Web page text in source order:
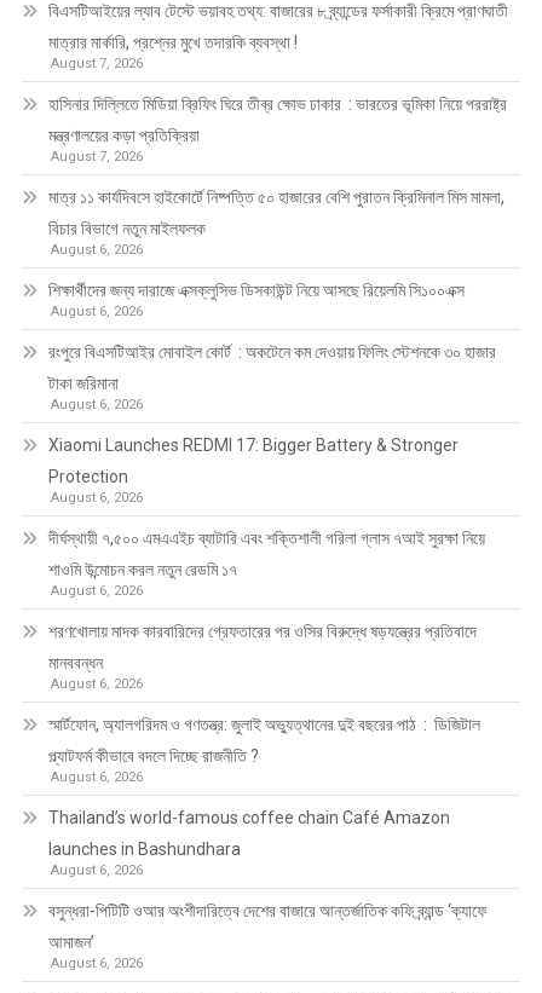
বিএসটিআইয়ের ল্যাব টেস্টে ভয়াবহ তথ্য: বাজারের ৮ ব্র্যান্ডের ফর্সাকারী ক্রিমে প্রাণঘাতী
মাত্রার মার্কারি, প্রশ্নের মুখে তদারকি ব্যবস্থা !
August 7, 2026
হাসিনার দিল্লিতে মিডিয়া ব্রিফিং ঘিরে তীব্র ক্ষোভ ঢাকার : ভারতের ভূমিকা নিয়ে পররাষ্ট্র
মন্ত্রণালয়ের কড়া প্রতিক্রিয়া
August 7, 2026
মাত্র ১১ কার্যদিবসে হাইকোর্টে নিষ্পত্তি ৫০ হাজারের বেশি পুরাতন ক্রিমিনাল মিস মামলা,
বিচার বিভাগে নতুন মাইলফলক
August 6, 2026
শিক্ষার্থীদের জন্য দারাজে এক্সক্লুসিভ ডিসকাউন্ট নিয়ে আসছে রিয়েলমি সি১০০এক্স
August 6, 2026
রংপুরে বিএসটিআইর মোবাইল কোর্ট : অকটেনে কম দেওয়ায় ফিলিং স্টেশনকে ৩০ হাজার
টাকা জরিমানা
August 6, 2026
Xiaomi Launches REDMI 17: Bigger Battery & Stronger
Protection
August 6, 2026
দীর্ঘস্থায়ী ৭,৫০০ এমএএইচ ব্যাটারি এবং শক্তিশালী গরিলা গ্লাস ৭আই সুরক্ষা নিয়ে
শাওমি উন্মোচন করল নতুন রেডমি ১৭
August 6, 2026
শরণখোলায় মাদক কারবারিদের গ্রেফতারের পর ওসির বিরুদ্ধে ষড়যন্ত্রের প্রতিবাদে
মানববন্ধন
August 6, 2026
স্মার্টফোন, অ্যালগরিদম ও গণতন্ত্র: জুলাই অভ্যুত্থানের দুই বছরের পাঠ : ডিজিটাল
প্ল্যাটফর্ম কীভাবে বদলে দিচ্ছে রাজনীতি ?
August 6, 2026
Thailand’s world-famous coffee chain Café Amazon
launches in Bashundhara
August 6, 2026
বসুন্ধরা-পিটিটি ওআর অংশীদারিত্বে দেশের বাজারে আন্তর্জাতিক কফি ব্র্যান্ড ‘ক্যাফে
আমাজন’
August 6, 2026